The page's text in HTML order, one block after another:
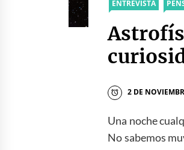
ENTREVISTA
2 DE
Una noche
No sabemos